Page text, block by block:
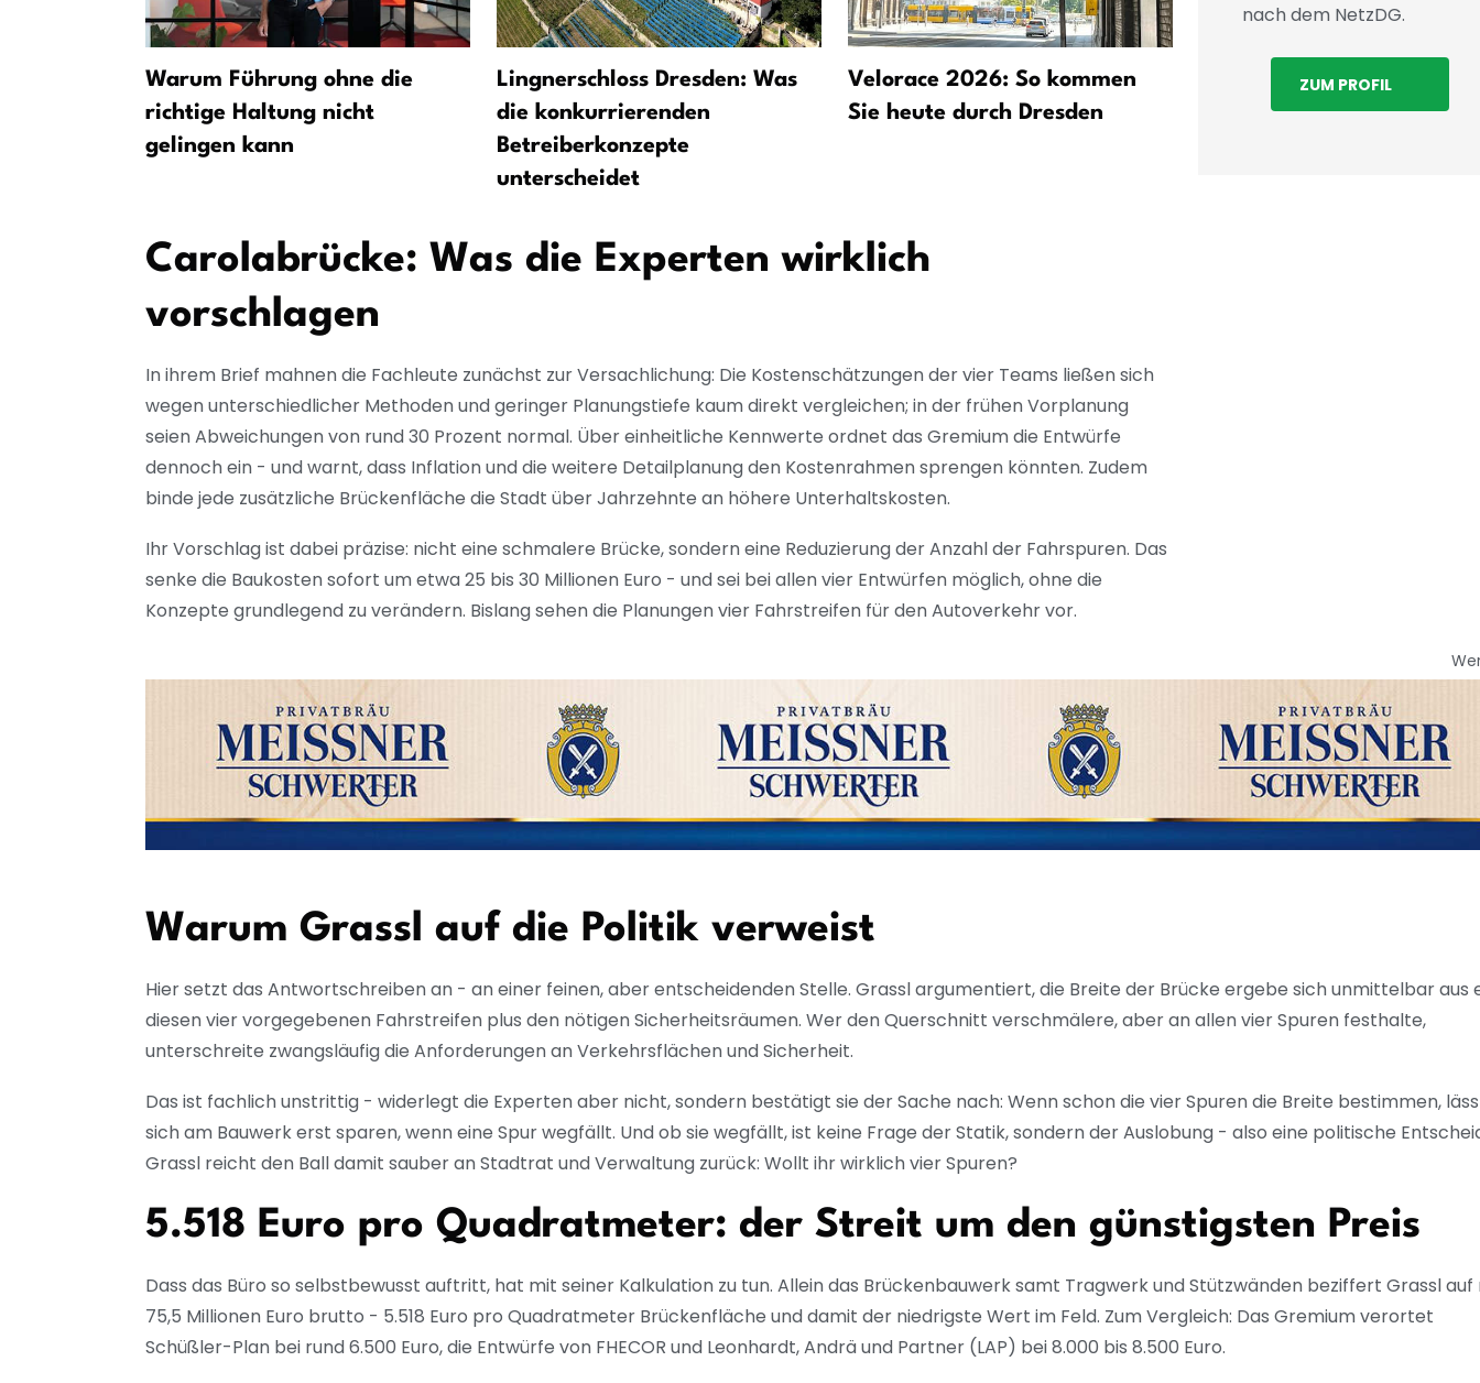
Warum Führung ohne die
richtige Haltung nicht
gelingen kann
Lingnerschloss Dresden: Was
die konkurrierenden
Betreiberkonzepte
unterscheidet
Velorace 2026: So kommen
Sie heute durch Dresden
Wenn ein Wohnblock zur
Galerie wird: House of
Carolabrücke: Was die Experten wirklich
vorschlagen
In ihrem Brief mahnen die Fachleute zunächst zur Versachlichung: Die Kostenschätzungen der vier Teams ließen sich
wegen unterschiedlicher Methoden und geringer Planungstiefe kaum direkt vergleichen; in der frühen Vorplanung
seien Abweichungen von rund 30 Prozent normal. Über einheitliche Kennwerte ordnet das Gremium die Entwürfe
dennoch ein - und warnt, dass Inflation und die weitere Detailplanung den Kostenrahmen sprengen könnten. Zudem
binde jede zusätzliche Brückenfläche die Stadt über Jahrzehnte an höhere Unterhaltskosten.
Ihr Vorschlag ist dabei präzise: nicht eine schmalere Brücke, sondern eine Reduzierung der Anzahl der Fahrspuren. Das
senke die Baukosten sofort um etwa 25 bis 30 Millionen Euro - und sei bei allen vier Entwürfen möglich, ohne die
Konzepte grundlegend zu verändern. Bislang sehen die Planungen vier Fahrstreifen für den Autoverkehr vor.
nach dem NetzDG.
ZUM PROFIL
Warum Grassl auf die Politik verweist
Hier setzt das Antwortschreiben an - an einer feinen, aber entscheidenden Stelle. Grassl argumentiert, die Breite der Brücke ergebe sich unmittelbar aus
diesen vier vorgegebenen Fahrstreifen plus den nötigen Sicherheitsräumen. Wer den Querschnitt verschmälere, aber an allen vier Spuren festhalte,
unterschreite zwangsläufig die Anforderungen an Verkehrsflächen und Sicherheit.
Das ist fachlich unstrittig - widerlegt die Experten aber nicht, sondern bestätigt sie der Sache nach: Wenn schon die vier Spuren die Breite bestimmen,
sich am Bauwerk erst sparen, wenn eine Spur wegfällt. Und ob sie wegfällt, ist keine Frage der Statik, sondern der Auslobung - also eine politische
Grassl reicht den Ball damit sauber an Stadtrat und Verwaltung zurück: Wollt ihr wirklich vier Spuren?
5.518 Euro pro Quadratmeter: der Streit um den günstigsten Preis
Dass das Büro so selbstbewusst auftritt, hat mit seiner Kalkulation zu tun. Allein das Brückenbauwerk samt Tragwerk und Stützwänden beziffert Grassl auf
75,5 Millionen Euro brutto - 5.518 Euro pro Quadratmeter Brückenfläche und damit der niedrigste Wert im Feld. Zum Vergleich: Das Gremium verortet
Schüßler-Plan bei rund 6.500 Euro, die Entwürfe von FHECOR und Leonhardt, Andrä und Partner (LAP) bei 8.000 bis 8.500 Euro.